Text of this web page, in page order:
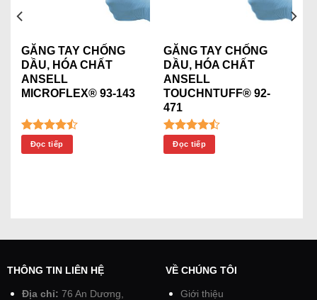
GĂNG TAY CHỐNG
DẦU, HÓA CHẤT
ANSELL
MICROFLEX® 93-143
Được xếp
hạng4.45
Đọc tiếp
GĂNG TAY CHỐNG
DẦU, HÓA CHẤT
ANSELL
TOUCHNTUFF® 92-
471
Được xếp
hạng4.44
Đọc tiếp
THÔNG TIN LIÊN HỆ
Địa chỉ: 76 An Dương,
VỀ CHÚNG TÔI
Giới thiệu